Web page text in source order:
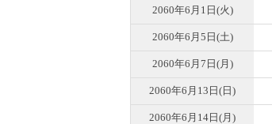
2060年6月1日(火)
2060年6月5日(土)
2060年6月7日(月)
2060年6月13日(日)
2060年6月14日(月)